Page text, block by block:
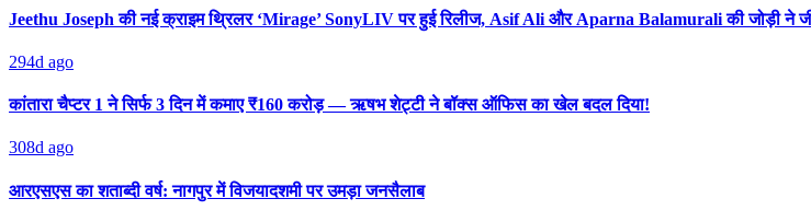
Jeethu Joseph की नई क्राइम थ्रिलर ‘Mirage’ SonyLIV पर हुई रिलीज, Asif Ali और Aparna Balamurali की जोड़ी ने
294d ago
कांतारा चैप्टर 1 ने सिर्फ 3 दिन में कमाए ₹160 करोड़ — ऋषभ शेट्टी ने बॉक्स ऑफिस का खेल बदल दिया!
308d ago
आरएसएस का शताब्दी वर्ष: नागपुर में विजयादशमी पर उमड़ा जनसैलाब